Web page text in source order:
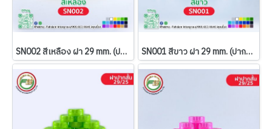
SN002 สีเหลือง ฝา 29 mm. (ปากสั้น) SN001 สีขาว ฝา 29 mm. (ปากสั้น)